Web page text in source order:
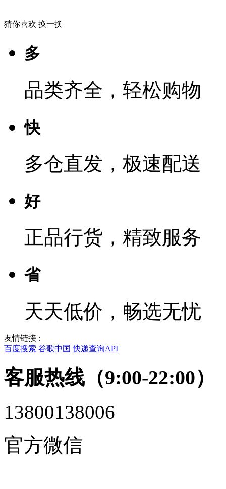
猜你喜欢 换一换
多
品类齐全，轻松购物
快
多仓直发，极速配送
好
正品行货，精致服务
省
天天低价，畅选无忧
友情链接 :
百度搜索 谷歌中国 快递查询API
客服热线（9:00-22:00）
13800138006
官方微信